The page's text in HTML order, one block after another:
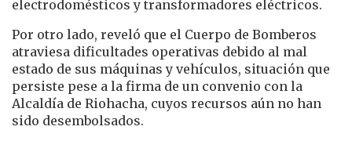
electrodomésticos y transformadores eléctricos.
Por otro lado, reveló que el Cuerpo de Bomberos
atraviesa dificultades operativas debido al mal
estado de sus máquinas y vehículos, situación que
persiste pese a la firma de un convenio con la
Alcaldía de Riohacha, cuyos recursos aún no han
sido desembolsados.